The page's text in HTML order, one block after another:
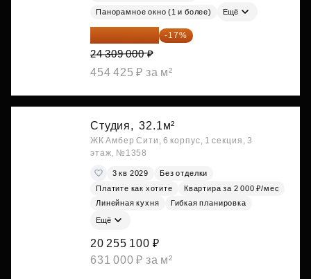
Панорамное окно (1 и более) Ещё
20 176 470 ₽ -17%
24 309 000 ₽
454 425 ₽ за м²
Студия, 32.1м²
ЖК Амбер Сити, 6 корпус, 1 секция, 3
этаж, №1358
3 кв 2029
Без отделки
Платите как хотите
Квартира за 2 000 ₽/мес
Линейная кухня
Гибкая планировка
Ещё
20 255 100 ₽
631 000 ₽ за м²